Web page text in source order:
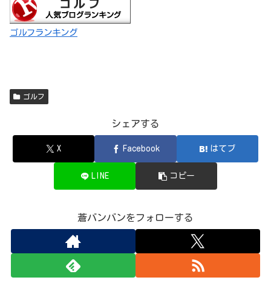
ゴルフランキング
ゴルフ
シェアする
X Facebook はてブ
LINE コピー
蒼バンバンをフォローする